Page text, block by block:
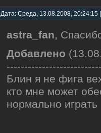
Дата: Среда, 13.08.2008,
astra_fan,
Добавлено
Блин я не фига
кто мне может
нормально